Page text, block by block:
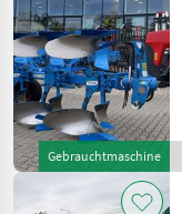
Gebrauchtmaschine